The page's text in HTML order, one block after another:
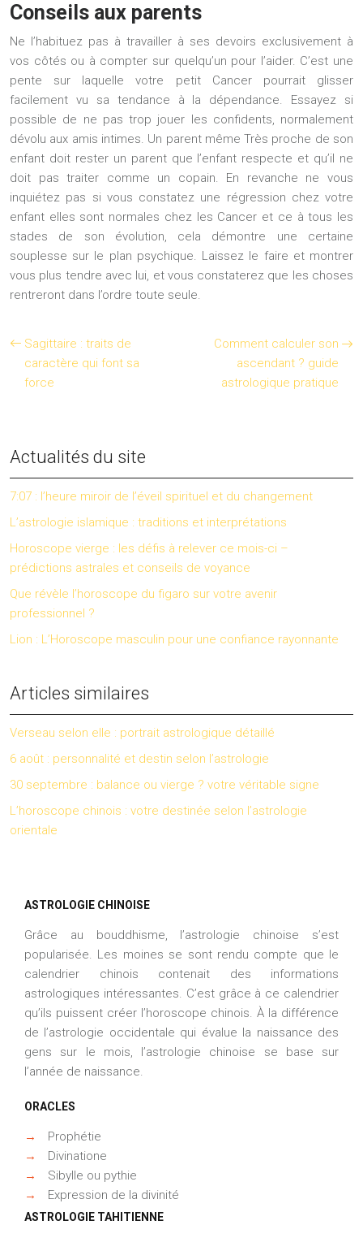
Conseils aux parents
Ne l’habituez pas à travailler à ses devoirs exclusivement à
vos côtés ou à compter sur quelqu’un pour l’aider. C’est une
pente sur laquelle votre petit Cancer pourrait glisser
facilement vu sa tendance à la dépendance. Essayez si
possible de ne pas trop jouer les confidents, normalement
dévolu aux amis intimes. Un parent même Très proche de son
enfant doit rester un parent que l’enfant respecte et qu’il ne
doit pas traiter comme un copain. En revanche ne vous
inquiétez pas si vous constatez une régression chez votre
enfant elles sont normales chez les Cancer et ce à tous les
stades de son évolution, cela démontre une certaine
souplesse sur le plan psychique. Laissez le faire et montrer
vous plus tendre avec lui, et vous constaterez que les choses
rentreront dans l’ordre toute seule.
Sagittaire : traits de
caractère qui font sa
force
Comment calculer son
ascendant ? guide
astrologique pratique
Actualités du site
7:07 : l’heure miroir de l’éveil spirituel et du changement
L’astrologie islamique : traditions et interprétations
Horoscope vierge : les défis à relever ce mois-ci –
prédictions astrales et conseils de voyance
Que révèle l’horoscope du figaro sur votre avenir
professionnel ?
Lion : L’Horoscope masculin pour une confiance rayonnante
Articles similaires
Verseau selon elle : portrait astrologique détaillé
6 août : personnalité et destin selon l’astrologie
30 septembre : balance ou vierge ? votre véritable signe
L’horoscope chinois : votre destinée selon l’astrologie
orientale
ASTROLOGIE CHINOISE
Grâce au bouddhisme, l’astrologie chinoise s’est
popularisée. Les moines se sont rendu compte que le
calendrier chinois contenait des informations
astrologiques intéressantes. C’est grâce à ce calendrier
qu’ils puissent créer l’horoscope chinois. À la différence
de l’astrologie occidentale qui évalue la naissance des
gens sur le mois, l’astrologie chinoise se base sur
l’année de naissance.
ORACLES
→
Prophétie
→
Divinatione
→
Sibylle ou pythie
→
Expression de la divinité
ASTROLOGIE TAHITIENNE